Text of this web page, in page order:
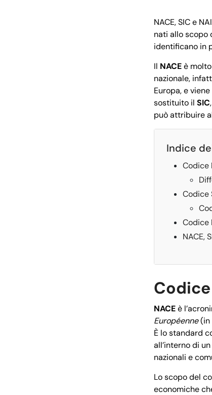
NACE, SIC e
nati allo scopo
identificano in
Il NACEè
nazionale,
Europa, e
sostituito il SIC
può attribuire
Indice
Codice
Codice
Codice
NACE,
Codice
NACEè
Européenne(in
È lo standard
all’interno di
nazionali e
Lo scopo del
economiche